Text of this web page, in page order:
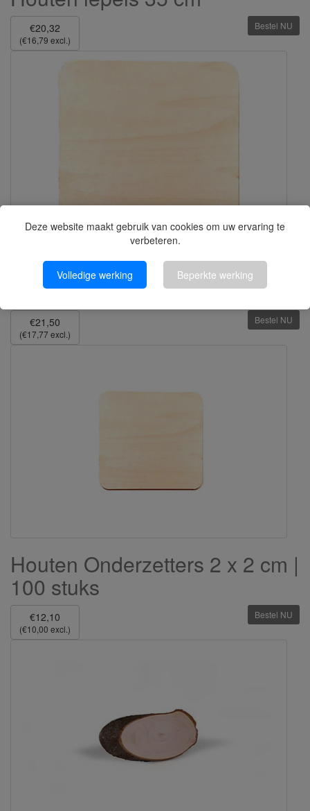
Deze website maakt gebruik van cookies om uw ervaring te
verbeteren.
Volledige werking Beperkte werking
€20,32
(€16,79 excl.)
Bestel NU
Houten Onderzetters 14x14
cm | 5 stuks
€21,50
(€17,77 excl.)
Bestel NU
Houten Onderzetters 2 x 2 cm |
100 stuks
€12,10
(€10,00 excl.)
Bestel NU